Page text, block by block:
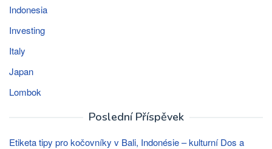
Indonesia
Investing
Italy
Japan
Lombok
Poslední Příspěvek
Etiketa tipy pro kočovníky v Bali, Indonésie – kulturní Dos a